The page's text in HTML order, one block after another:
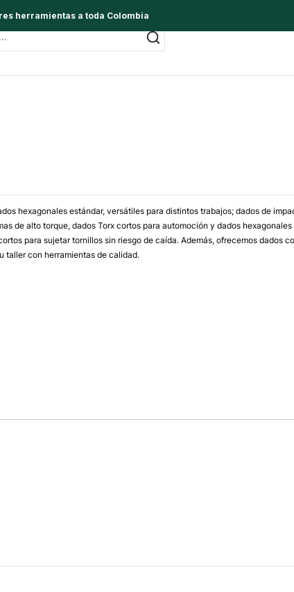
herramientas a toda Colombia
hexagonales estándar, versátiles para distintos trabajos; dados de
de alto torque, dados Torx cortos para automoción y dados
para sujetar tornillos sin riesgo de caída. Además, ofrecemos dados
taller con herramientas de calidad.